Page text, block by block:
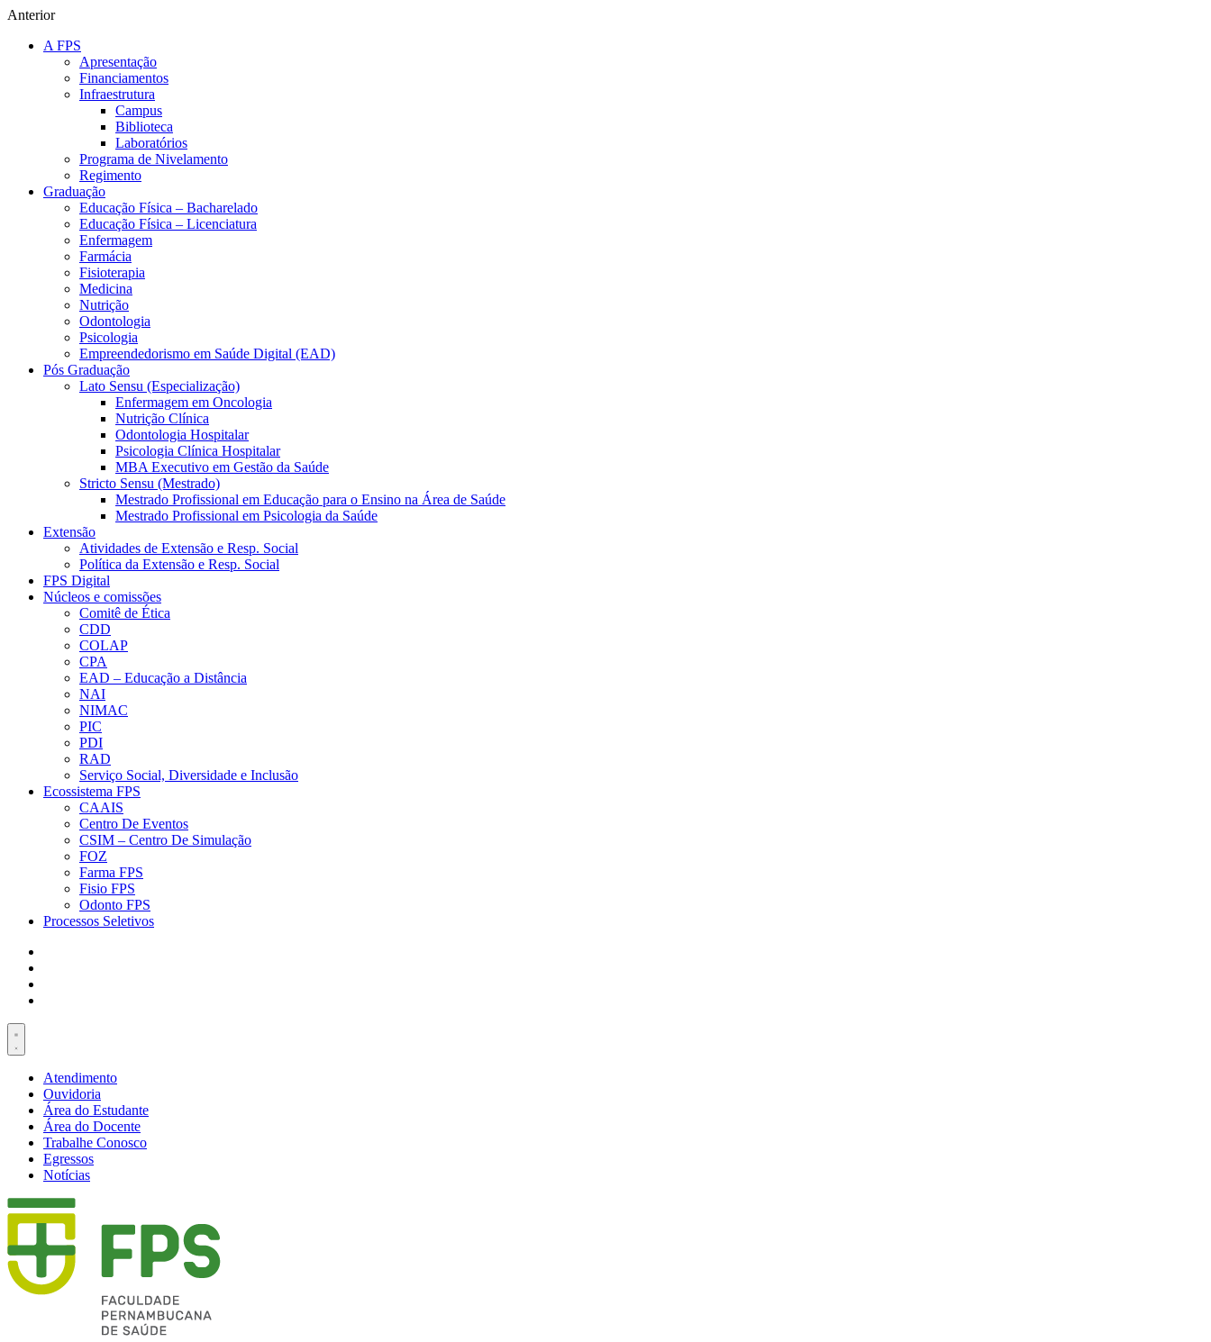
Anterior
A FPS
Apresentação
Financiamentos
Infraestrutura
Campus
Biblioteca
Laboratórios
Programa de Nivelamento
Regimento
Graduação
Educação Física – Bacharelado
Educação Física – Licenciatura
Enfermagem
Farmácia
Fisioterapia
Medicina
Nutrição
Odontologia
Psicologia
Empreendedorismo em Saúde Digital (EAD)
Pós Graduação
Lato Sensu (Especialização)
Enfermagem em Oncologia
Nutrição Clínica
Odontologia Hospitalar
Psicologia Clínica Hospitalar
MBA Executivo em Gestão da Saúde
Stricto Sensu (Mestrado)
Mestrado Profissional em Educação para o Ensino na Área de Saúde
Mestrado Profissional em Psicologia da Saúde
Extensão
Atividades de Extensão e Resp. Social
Política da Extensão e Resp. Social
FPS Digital
Núcleos e comissões
Comitê de Ética
CDD
COLAP
CPA
EAD – Educação a Distância
NAI
NIMAC
PIC
PDI
RAD
Serviço Social, Diversidade e Inclusão
Ecossistema FPS
CAAIS
Centro De Eventos
CSIM – Centro De Simulação
FOZ
Farma FPS
Fisio FPS
Odonto FPS
Processos Seletivos
Atendimento
Ouvidoria
Área do Estudante
Área do Docente
Trabalhe Conosco
Egressos
Notícias